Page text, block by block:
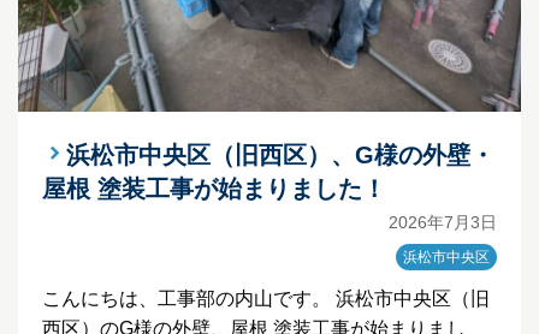
浜松市中央区（旧西区）、G様の外壁・
屋根 塗装工事が始まりました！
2026年7月3日
浜松市中央区
こんにちは、工事部の内山です。 浜松市中央区（旧
西区）のG様の外壁、屋根 塗装工事が始まりまし